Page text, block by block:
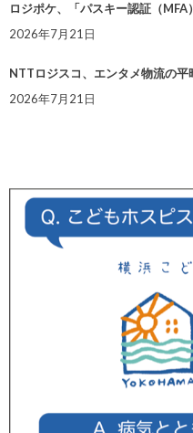
ロジポケ、「パスキー認証（MFA
2026年7月21日
NTTロジスコ、エンタメ物流の
2026年7月21日